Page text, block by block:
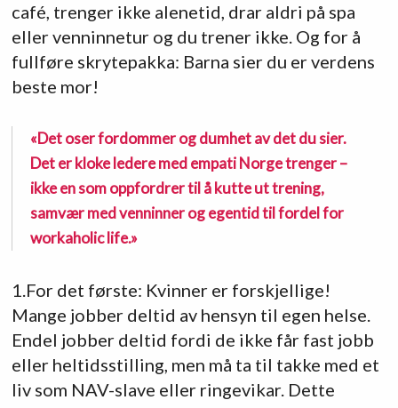
café, trenger ikke alenetid, drar aldri på spa
eller venninnetur og du trener ikke. Og for å
fullføre skrytepakka: Barna sier du er verdens
beste mor!
«Det oser fordommer og dumhet av det du sier.
Det er kloke ledere med empati Norge trenger –
ikke en som oppfordrer til å kutte ut trening,
samvær med venninner og egentid til fordel for
workaholic life.»
1.For det første: Kvinner er forskjellige!
Mange jobber deltid av hensyn til egen helse.
Endel jobber deltid fordi de ikke får fast jobb
eller heltidsstilling, men må ta til takke med et
liv som NAV-slave eller ringevikar. Dette